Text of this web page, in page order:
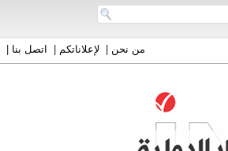
من نحن| لإعلاناتكم| اتصل بنا|